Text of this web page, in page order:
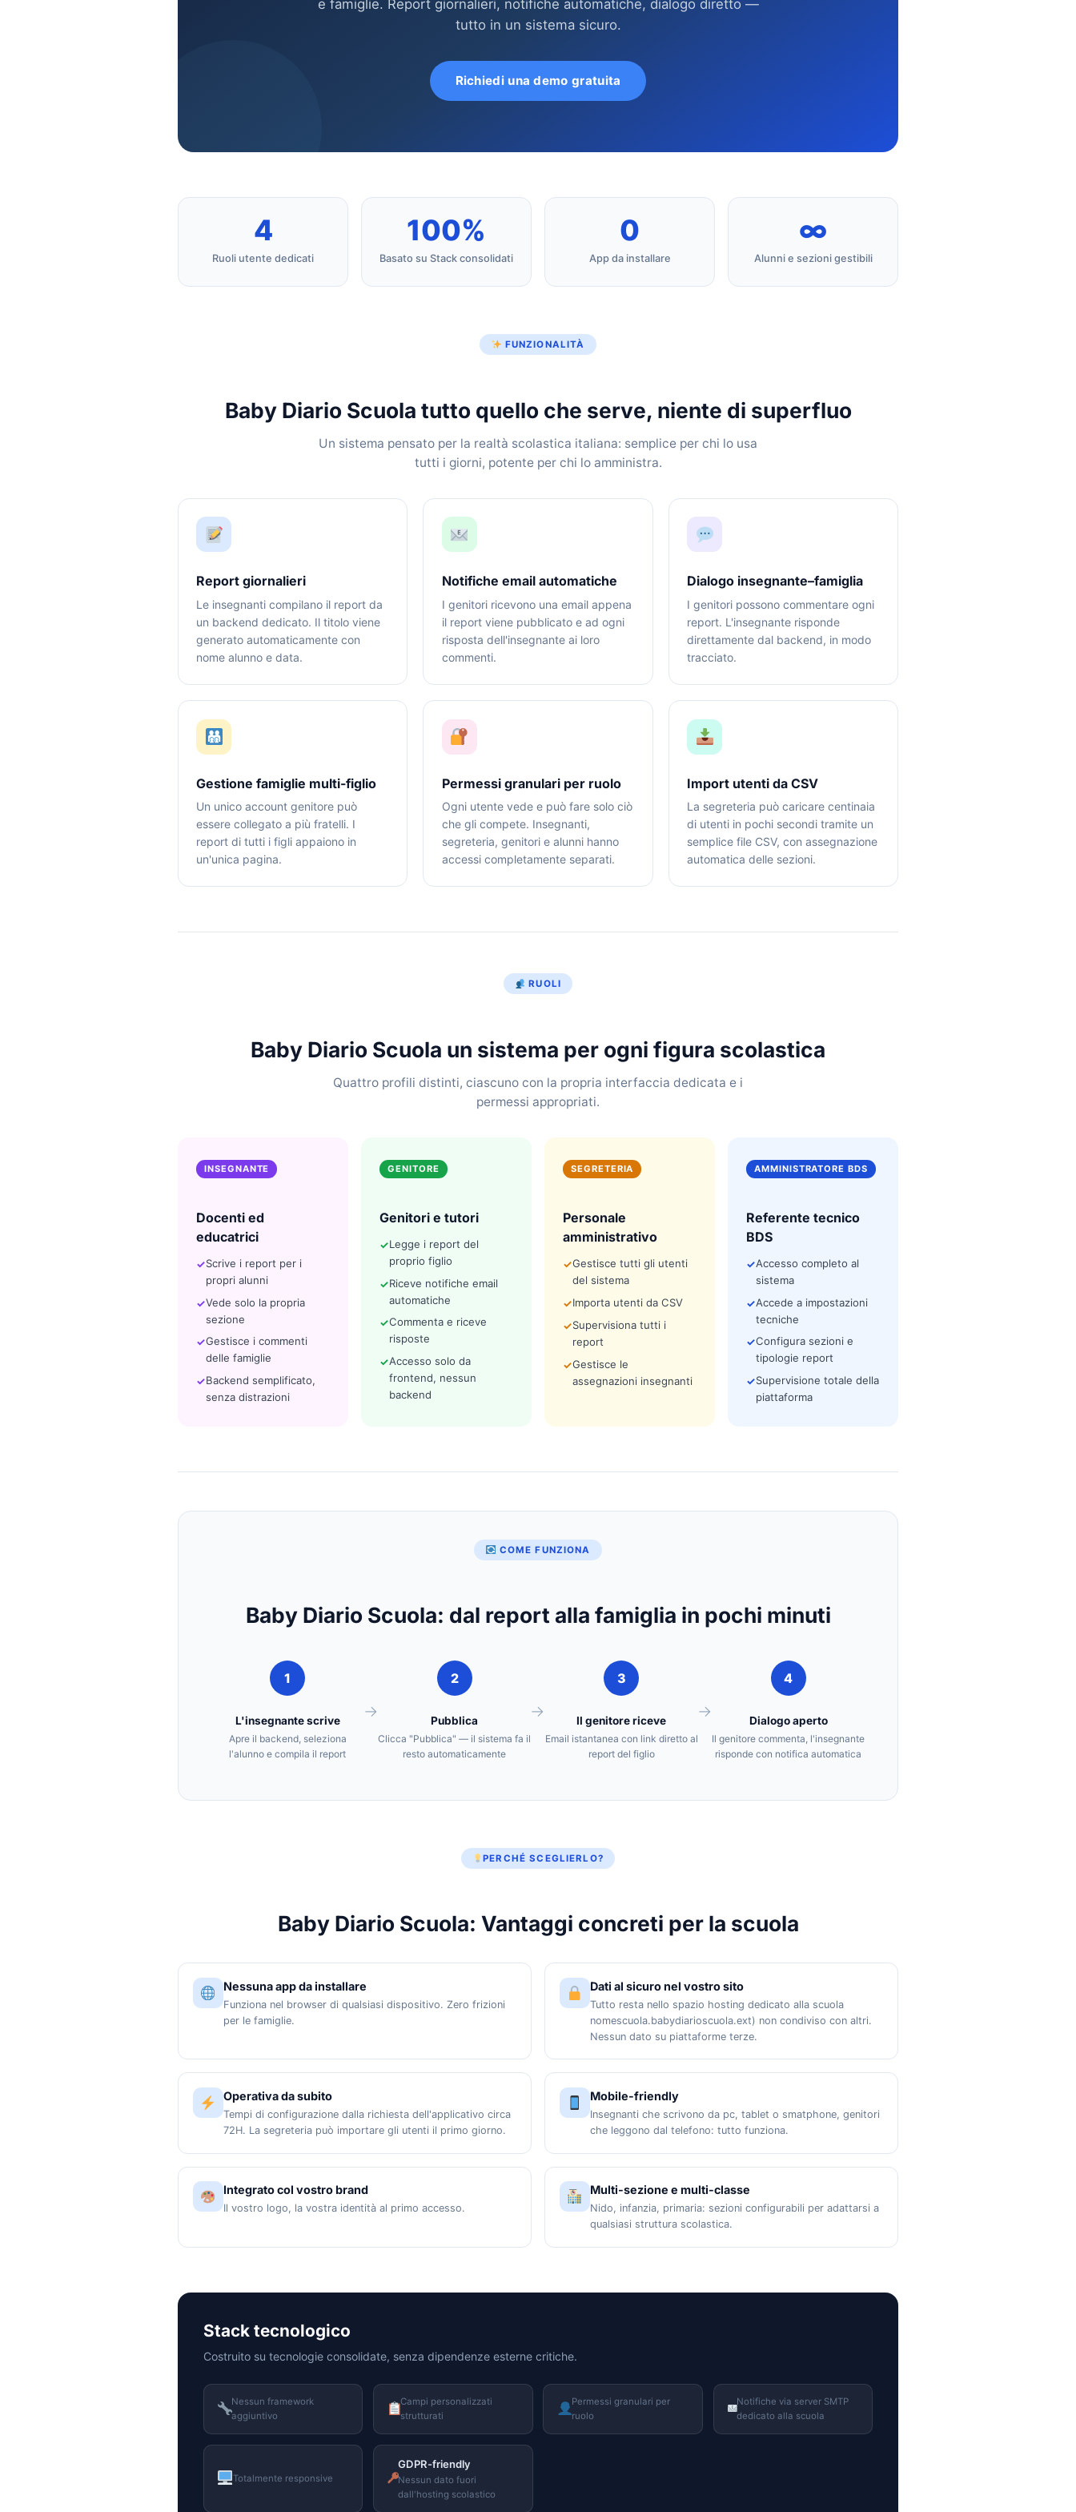
e famiglie. Report giornalieri, notifiche automatiche, dialogo diretto —
tutto in un sistema sicuro.
Richiedi una demo gratuita
4
Ruoli utente dedicati
100%
Basato su Stack consolidati
0
App da installare
∞
Alunni e sezioni gestibili
FUNZIONALITÀ
Baby Diario Scuola tutto quello che serve, niente di superfluo
Un sistema pensato per la realtà scolastica italiana: semplice per chi lo usa
tutti i giorni, potente per chi lo amministra.
Report giornalieri
Le insegnanti compilano il report da
un backend dedicato. Il titolo viene
generato automaticamente con
nome alunno e data.
Notifiche email automatiche
I genitori ricevono una email appena
il report viene pubblicato e ad ogni
risposta dell'insegnante ai loro
commenti.
Dialogo insegnante–famiglia
I genitori possono commentare ogni
report. L'insegnante risponde
direttamente dal backend, in modo
tracciato.
Gestione famiglie multi-figlio
Un unico account genitore può
essere collegato a più fratelli. I
report di tutti i figli appaiono in
un'unica pagina.
Permessi granulari per ruolo
Ogni utente vede e può fare solo ciò
che gli compete. Insegnanti,
segreteria, genitori e alunni hanno
accessi completamente separati.
Import utenti da CSV
La segreteria può caricare centinaia
di utenti in pochi secondi tramite un
semplice file CSV, con assegnazione
automatica delle sezioni.
RUOLI
Baby Diario Scuola un sistema per ogni figura scolastica
Quattro profili distinti, ciascuno con la propria interfaccia dedicata e i
permessi appropriati.
INSEGNANTE
Docenti ed
educatrici
Scrive i report per i
propri alunni
Vede solo la propria
sezione
Gestisce i commenti
delle famiglie
Backend semplificato,
senza distrazioni
GENITORE
Genitori e tutori
Legge i report del
proprio figlio
Riceve notifiche email
automatiche
Commenta e riceve
risposte
Accesso solo da
frontend, nessun
backend
SEGRETERIA
Personale
amministrativo
Gestisce tutti gli utenti
del sistema
Importa utenti da CSV
Supervisiona tutti i
report
Gestisce le
assegnazioni insegnanti
AMMINISTRATORE BDS
Referente tecnico
BDS
Accesso completo al
sistema
Accede a impostazioni
tecniche
Configura sezioni e
tipologie report
Supervisione totale della
piattaforma
COME FUNZIONA
Baby Diario Scuola: dal report alla famiglia in pochi minuti
1
L'insegnante scrive
Apre il backend, seleziona
l'alunno e compila il report
2
Pubblica
Clicca "Pubblica" — il sistema fa il
resto automaticamente
3
Il genitore riceve
Email istantanea con link diretto al
report del figlio
4
Dialogo aperto
Il genitore commenta, l'insegnante
risponde con notifica automatica
PERCHÉ SCEGLIERLO?
Baby Diario Scuola: Vantaggi concreti per la scuola
Nessuna app da installare
Funziona nel browser di qualsiasi dispositivo. Zero frizioni
per le famiglie.
Dati al sicuro nel vostro sito
Tutto resta nello spazio hosting dedicato alla scuola
nomescuola.babydiarioscuola.ext) non condiviso con altri.
Nessun dato su piattaforme terze.
Operativa da subito
Tempi di configurazione dalla richiesta dell'applicativo circa
72H. La segreteria può importare gli utenti il primo giorno.
Mobile-friendly
Insegnanti che scrivono da pc, tablet o smatphone, genitori
che leggono dal telefono: tutto funziona.
Integrato col vostro brand
Il vostro logo, la vostra identità al primo accesso.
Multi-sezione e multi-classe
Nido, infanzia, primaria: sezioni configurabili per adattarsi a
qualsiasi struttura scolastica.
Stack tecnologico
Costruito su tecnologie consolidate, senza dipendenze esterne critiche.
Nessun framework
aggiuntivo
Campi personalizzati
strutturati
Permessi granulari per
ruolo
Notifiche via server SMTP
dedicato alla scuola
Totalmente responsive
GDPR-friendly
Nessun dato fuori
dall'hosting scolastico
NOVITÀ | PRODOTTO PROPRIETARIO
La giornata del tuo bambino, sempre con te.
semplice, sicuro e immediato. Per Nidi, Infanzia e Primaria.
✓
Aggiornamenti in
tempo reale su
pasti, sonno e
Chat integrata
sicura e conforme
✓
Interfaccia intuitiva
genitori
Dati crittografati e
accessi protetti